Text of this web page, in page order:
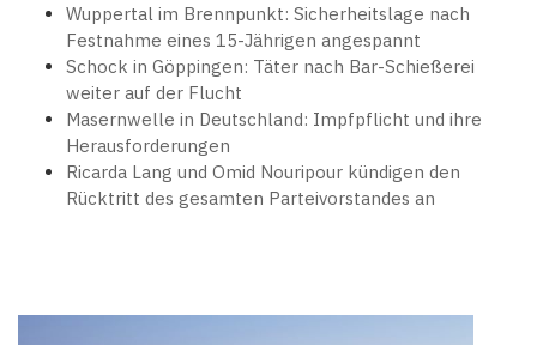
Wuppertal im Brennpunkt: Sicherheitslage nach
Festnahme eines 15-Jährigen angespannt
Schock in Göppingen: Täter nach Bar-Schießerei
weiter auf der Flucht
Masernwelle in Deutschland: Impfpflicht und ihre
Herausforderungen
Ricarda Lang und Omid Nouripour kündigen den
Rücktritt des gesamten Parteivorstandes an